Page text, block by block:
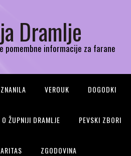
Dramlje
pomembne informacije za farane
VEROUK DOGODKI
O ŽUPNIJI DRAMLJE PEVSKI ZBORI
ZGODOVINA